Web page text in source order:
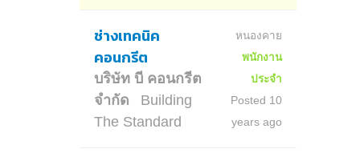
ช่างเทคนิค
คอนกรีต
บริษัท บี คอนกรีต
จำกัด
Building
The Standard
หนองคาย
พนักงาน
ประจำ
Posted 10
years ago